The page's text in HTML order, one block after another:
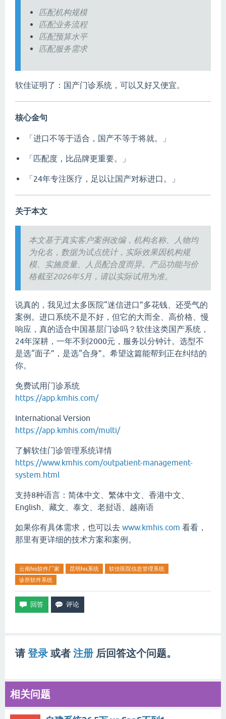
匹配机构规模
匹配业务流程
匹配预算水平
匹配服务需求
软佳证明了：国产门诊系统，可以又好又便宜。
核心金句
「进口不等于适合，国产不等于将就。」
「匹配度，比品牌更重要。」
「24年专注医疗，足以让国产对标进口。」
关于本文
本文基于真实客户案例改编，机构名称、人物均
为化名，数据为试点统计，实际效果因机构规
模、实施质量、人员配合度而异。产品功能与价
格截至2026年5月，请以实际试用为准。
说真的，我见过太多医院“迷信进口”多花钱、还受气的
案例。进口系统不是不好，但它的大而全、高价格、慢
响应，真的适合中国基层门诊吗？软佳这类国产系统，
24年深耕，一年不到2000元，服务以分钟计。选型不
是选“面子”，是选“合身”。希望这篇能帮到正在纠结的
你。
免费试用门诊系统
https://app.kmhis.com/
International Version
https://app.kmhis.com/multi/
了解软佳门诊管理系统详情
https://www.kmhis.com/outpatient-management-
system.html
支持8种语言：简体中文、繁体中文、香港中文、
English、藏文、泰文、老挝语、越南语
如果你有具体需求，也可以去 www.kmhis.com 看看，
那里有更详细的技术方案和案例。
云南his软件厂家 昆明his系统
软佳医院信息管理系统
诊所软件系统
请登录 或者 注册 后回答这个问题。
相关问题